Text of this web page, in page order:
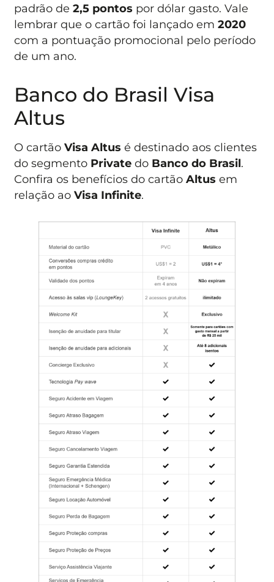
padrão de2,5 pontos por dólar gasto. Vale
lembrar que o cartão foi lançado em2020
com a pontuação promocional pelo período
de um ano.
Banco do Brasil Visa
Altus
O cartãoVisa Altus é destinado aos clientes
do segmento Private do Banco do Brasil.
Confira os benefícios do cartãoAltusem
relação aoVisa Infinite.